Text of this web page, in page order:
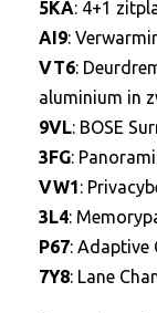
5KA: 4+1
AI9:
VT6:
aluminium in
9VL: BOSE
3FG:
VW1:
3L4:
P67: Adaptive
7Y8: Lane